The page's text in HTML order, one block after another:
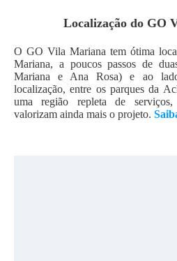
Localização do GO
O GO Vila Mariana tem ótima
Mariana, a poucos passos de
Mariana e Ana Rosa) e ao
localização, entre os parques da
uma região repleta de serviços,
valorizam ainda mais o projeto.